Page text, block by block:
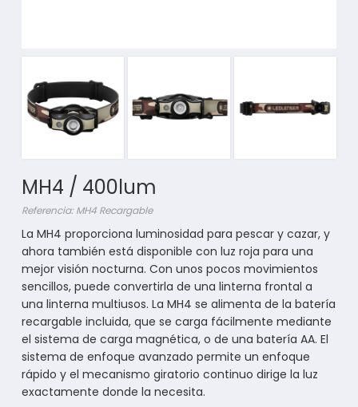
MH4 / 400lum
Referencia: MH4 Recargable
La MH4 proporciona luminosidad para pescar y cazar, y
ahora también está disponible con luz roja para una
mejor visión nocturna. Con unos pocos movimientos
sencillos, puede convertirla de una linterna frontal a
una linterna multiusos. La MH4 se alimenta de la batería
recargable incluida, que se carga fácilmente mediante
el sistema de carga magnética, o de una batería AA. El
sistema de enfoque avanzado permite un enfoque
rápido y el mecanismo giratorio continuo dirige la luz
exactamente donde la necesita.